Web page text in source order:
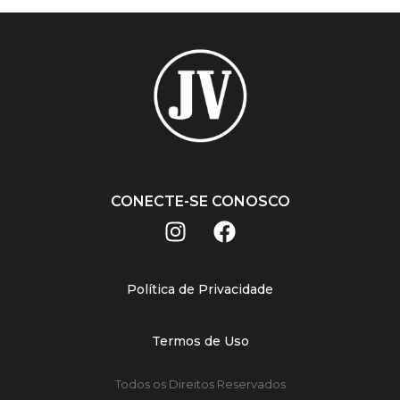
CONECTE-SE CONOSCO
Política de Privacidade
Termos de Uso
Todos os Direitos Reservados